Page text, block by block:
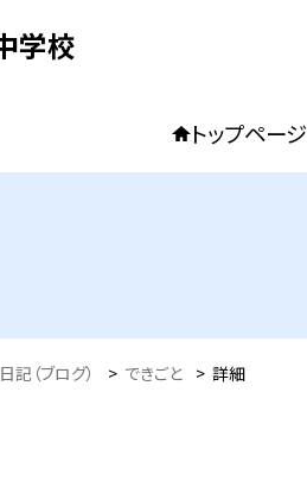
学校
トップページ
記（ブログ） > できごと > 詳細